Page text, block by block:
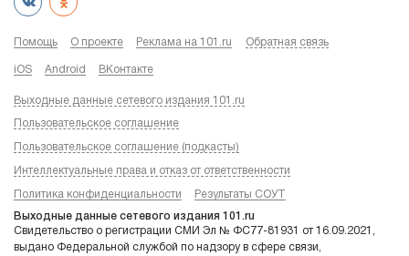
Помощь О проекте Реклама на 101.ru Обратная связь
iOS Android ВКонтакте
Выходные данные сетевого издания 101.ru
Пользовательское соглашение
Пользовательское соглашение (подкасты)
Интеллектуальные права и отказ от ответственности
Политика конфиденциальности Результаты СОУТ
Выходные данные сетевого издания 101.ru
Свидетельство о регистрации СМИ Эл № ФС77-81931 от 16.09.2021,
выдано Федеральной службой по надзору в сфере связи,